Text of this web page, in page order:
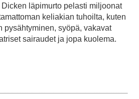
läpimurto pelasti miljoonat
keliakian tuhoilta, kuten
pysähtyminen, syöpä, vakavat
sairaudet ja jopa kuolema.